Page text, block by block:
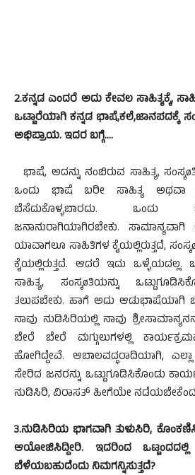
2.ಕನ್ನಡ ಎಂದರೆ ಅದು ಕೇವಲ ಸಾಹಿತ್ಯಕ್ಕೆ,
ಒಟ್ಟಾರೆಯಾಗಿ ಕನ್ನಡ ಭಾಷೆ,ಕಲೆ,ಜಾನಪದಕ್ಕೆ
ಅಭಿಪ್ರಾಯ. ಇದರ ಬಗ್ಗೆ….
ಭಾಷೆ, ಅದನ್ನು ನಂಬಿರುವ ಸಾಹಿತ್ಯ,
ಒಂದು ಭಾಷೆ ಬರೀ ಸಾಹಿತ್ಯ ಅಥವಾ
ಬೆಸೆದುಕೊಳ್ಳಬಾರದು.
ಜನಾನುರಾಗಿಯಾಗಿರಬೇಕು. ಸಾಮಾನ್ಯವಾಗಿ
ಯಾವಾಗಲೂ ಸಾಹಿತಿಗಳ ಕೈಯಲ್ಲಿರುತ್ತದೆ,
ಕೈಯಲ್ಲಿರುತ್ತದೆ. ಆದರೆ ಇದು
ಸಾಹಿತ್ಯ, ಸಂಸ್ಕøತಿಯನ್ನು
ತಲುಪಬೇಕು. ಹಾಗೆ ಅದು ಆಡುಭಾಷೆಯಾಗಿ
ನಾವು ನುಡಿಸಿರಿಯಲ್ಲಿ ನಾವು
ಬೇರೆ ಬೇರೆ ಮಗ್ಗುಲುಗಳಲ್ಲಿ
ಹೋಗಿದ್ದೇವೆ. ಆಬಾಲವದ್ಧರಾದಿಯಾಗಿ,
ಸೇರಿದ ಜನರನ್ನು ಒಟ್ಟುಗೂಡಿಸಿಕೊಂಡು
ನುಡಿಸಿರಿ, ವಿರಾಸತ್ ಹೀಗೆಯೇ
3.ನುಡಿಸಿರಿಯ ಭಾಗವಾಗಿ ತುಳುಸಿರಿ,
ಆಯೋಜಿಸಿದ್ದೀರಿ. ಇದರಿಂದ
ಬೆಳೆಯಬಹುದೆಂದು ನಿಮಗನ್ನಿಸುತ್ತದೆ?